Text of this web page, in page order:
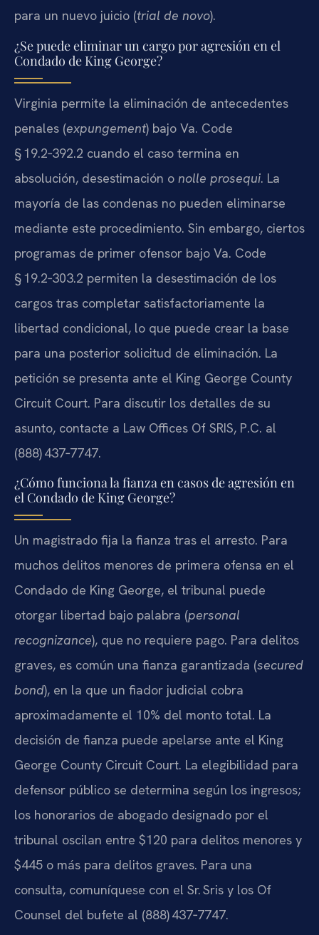
para un nuevo juicio (trial de novo).
¿Se puede eliminar un cargo por agresión en el
Condado de King George?
Virginia permite la eliminación de antecedentes
penales (expungement) bajo Va. Code
§ 19.2‑392.2 cuando el caso termina en
absolución, desestimación o nolle prosequi. La
mayoría de las condenas no pueden eliminarse
mediante este procedimiento. Sin embargo, ciertos
programas de primer ofensor bajo Va. Code
§ 19.2‑303.2 permiten la desestimación de los
cargos tras completar satisfactoriamente la
libertad condicional, lo que puede crear la base
para una posterior solicitud de eliminación. La
petición se presenta ante el King George County
Circuit Court. Para discutir los detalles de su
asunto, contacte a Law Offices Of SRIS, P.C. al
(888) 437‑7747.
¿Cómo funciona la fianza en casos de agresión en
el Condado de King George?
Un magistrado fija la fianza tras el arresto. Para
muchos delitos menores de primera ofensa en el
Condado de King George, el tribunal puede
otorgar libertad bajo palabra (personal
recognizance), que no requiere pago. Para delitos
graves, es común una fianza garantizada (secured
bond), en la que un fiador judicial cobra
aproximadamente el 10% del monto total. La
decisión de fianza puede apelarse ante el King
George County Circuit Court. La elegibilidad para
defensor público se determina según los ingresos;
los honorarios de abogado designado por el
tribunal oscilan entre $120 para delitos menores y
$445 o más para delitos graves. Para una
consulta, comuníquese con el Sr. Sris y los Of
Counsel del bufete al (888) 437‑7747.